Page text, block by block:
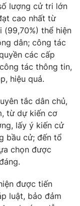
Quốc Thắng,
932
lượng cử tri lớn
cao nhất từ
thể hiện
dân; công tác
các cấp
tác thông tin,
hiệu quả.
tắc dân chủ,
từ dự kiến cơ
lấy ý kiến cử
bầu cử; đến tổ
chọn được
được tiến
luật, bảo đảm